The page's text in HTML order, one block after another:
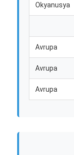
Okyanusya
Avrupa
Avrupa
Avrupa